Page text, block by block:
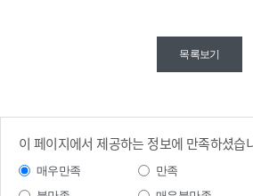
목록보기
이 페이지에서 제공하는 정보에 만족하셨습
매우만족 만족